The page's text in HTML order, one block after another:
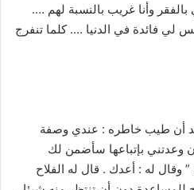
وأنا غريب بالنسبة لهم ….
لي فائدة في الدنيا …. كلما تنفرج
بعد أن طيب خاطره : عندي وصفة
بإتباعها سأضمن لك
وقال له : أعدك . قال له الفلاح